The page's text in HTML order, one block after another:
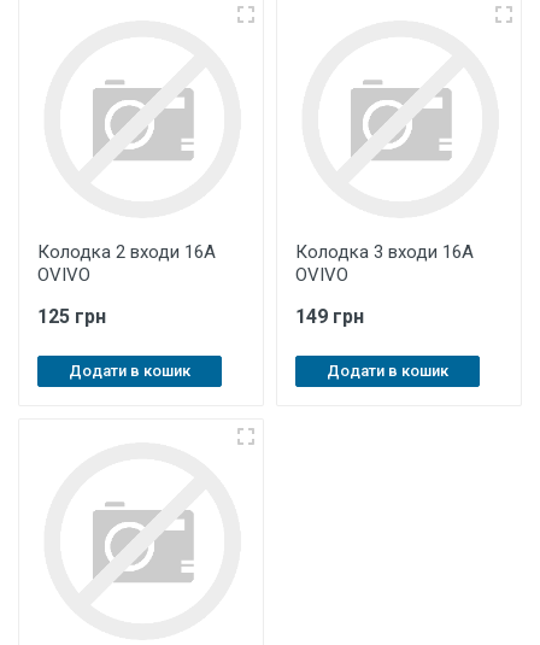
Колодка 2 входи 16А
OVIVO
125 грн
Додати в кошик
Колодка 3 входи 16А
OVIVO
149 грн
Додати в кошик